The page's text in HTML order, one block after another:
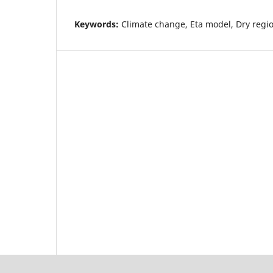
Keywords: Climate change, Eta model, Dry